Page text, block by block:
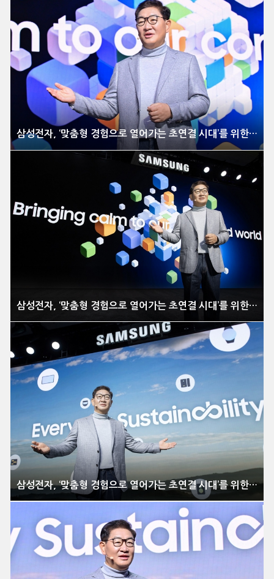
삼성전자, ‘맞춤형 경험으로 열어가는 초연결 시대’를 위한 비전 제시
삼성전자, ‘맞춤형 경험으로 열어가는 초연결 시대’를 위한 비전 제시
삼성전자, ‘맞춤형 경험으로 열어가는 초연결 시대’를 위한 비전 제시